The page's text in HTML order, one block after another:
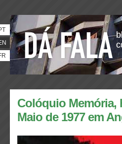
Colóquio Memória,
Maio de 1977 em